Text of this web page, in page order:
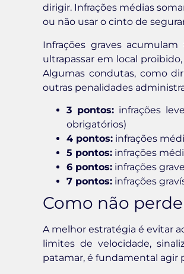
dirigir. Infrações médias
ou não usar o cinto de
Infrações graves
ultrapassar em local
Algumas condutas, como
outras penalidades
3 pontos: infrações
obrigatórios)
4 pontos: infrações
5 pontos: infrações
6 pontos: infrações
7 pontos: infrações
Como não
A melhor estratégia é evitar
limites de velocidade,
patamar, é fundamental agir